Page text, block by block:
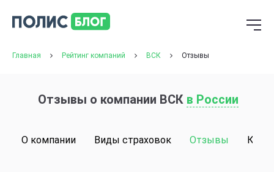
Главная Рейтинг компаний ВСК Отзывы
Отзывы о компании ВСК в России
О компании Виды страховок Отзывы